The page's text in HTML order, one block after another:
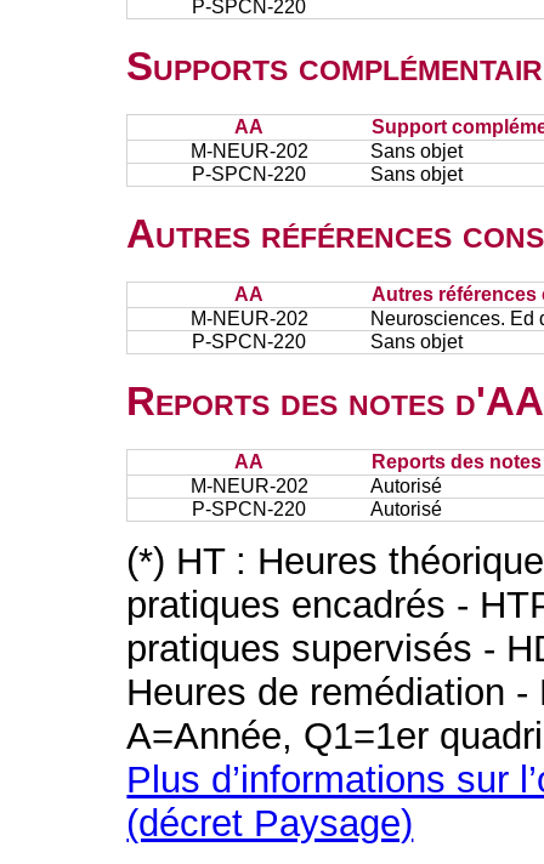
P-SPCN-220
Supports
AA
Support
M-NEUR-202
Sans objet
P-SPCN-220
Sans objet
Autres références
AA
Autres références
M-NEUR-202
Neurosciences. Ed
P-SPCN-220
Sans objet
Reports des notes
AA
Reports des
M-NEUR-202
Autorisé
P-SPCN-220
Autorisé
(*) HT : Heures
pratiques encadrés -
pratiques supervisés -
Heures de remédiation
A=Année, Q1=1er
Plus d’informations sur
(décret Paysage)